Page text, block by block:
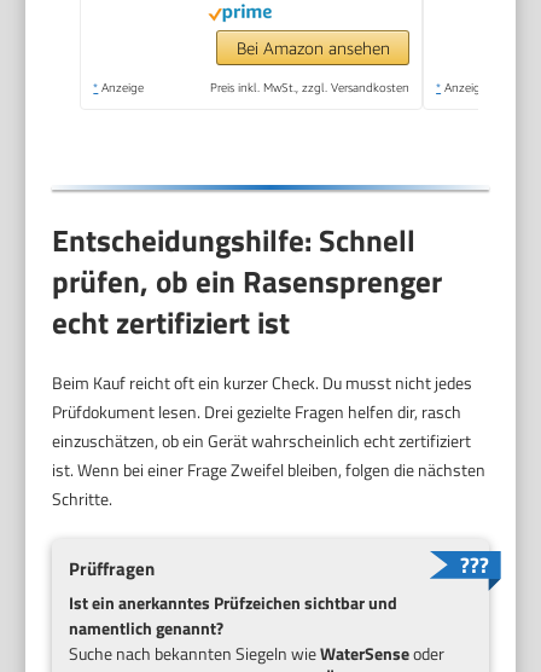
m, integrierter
Metallfilter (18714-
88)
Bei Amazon ansehen
* Anzeige Preis inkl. MwSt., zzgl. Versandkosten * Anzeige
Entscheidungshilfe: Schnell
prüfen, ob ein Rasensprenger
echt zertifiziert ist
Beim Kauf reicht oft ein kurzer Check. Du musst nicht jedes
Prüfdokument lesen. Drei gezielte Fragen helfen dir, rasch
einzuschätzen, ob ein Gerät wahrscheinlich echt zertifiziert
ist. Wenn bei einer Frage Zweifel bleiben, folgen die nächsten
Schritte.
Prüffragen
Ist ein anerkanntes Prüfzeichen sichtbar und
namentlich genannt?
Suche nach bekannten Siegeln wieWaterSenseoder